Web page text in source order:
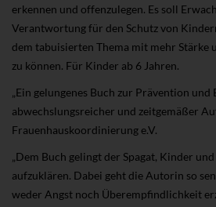
erkennen und offenzulegen. Es soll
Verantwortung für den Schutz von
dem tabuisierten Thema mit mehr Stärke
zu können. Für Kinder ab 6 Jahren.
„Ein gelungenes Buch zur Prävention
abwechslungsreicher und zeitgemäßer
Frauenhauskoordinierung e.V.
„Dem Buch gelingt der Spagat, Kinder
aufzuklären. Dabei geht die Autorin so
weder Angst noch Überempfindlichkeit